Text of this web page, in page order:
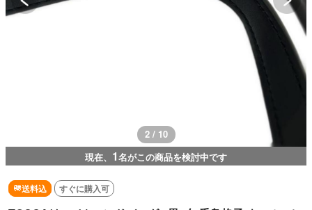
3 / 10
現在、 1名がこの商品を検討中です
送料込 すぐに購入可